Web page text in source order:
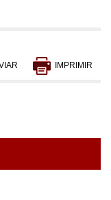
IMPRIMIR